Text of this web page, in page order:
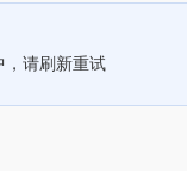
，请刷新重试